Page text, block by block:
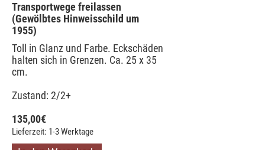
Transportwege freilassen
(Gewölbtes Hinweisschild um
1955)
Toll in Glanz und Farbe. Eckschäden
halten sich in Grenzen. Ca. 25 x 35
cm.
Zustand: 2/2+
Lieferzeit: 1-3 Werktage
135,00€